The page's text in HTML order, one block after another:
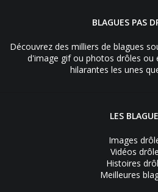
BLAGUES PAS
Découvrez des milliers de blagues
d'image gif ou photos drôles ou
hilarantes les unes
LES
Images
Vidéos
Histoires
Meilleures